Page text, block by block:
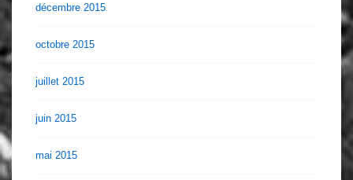
décembre 2015
octobre 2015
juillet 2015
juin 2015
mai 2015